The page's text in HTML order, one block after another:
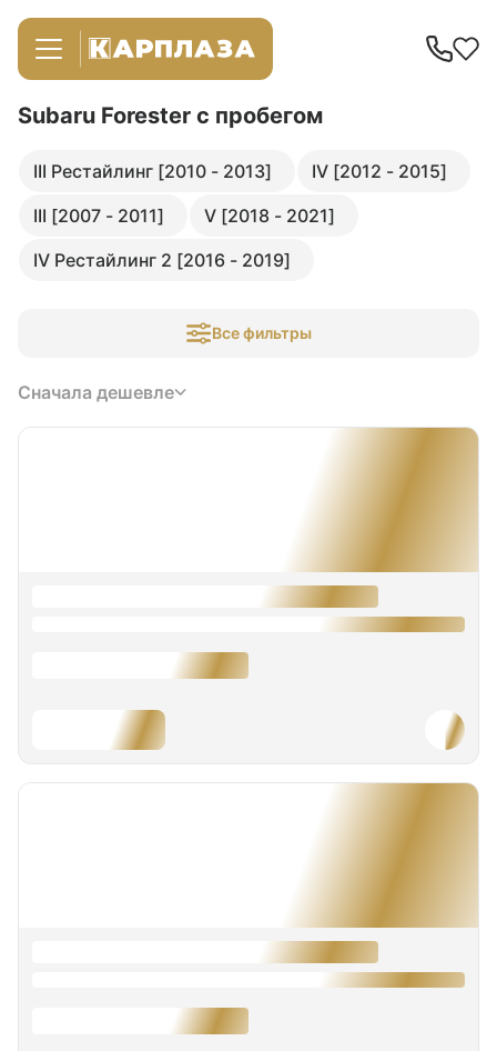
Subaru Forester с пробегом
III Рестайлинг [2010 - 2013]
IV [2012 - 2015]
III [2007 - 2011]
V [2018 - 2021]
IV Рестайлинг 2 [2016 - 2019]
Все фильтры
Сначала дешевле